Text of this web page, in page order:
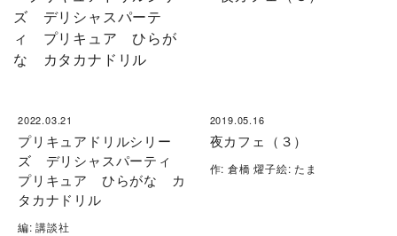
2022.03.21
プリキュアドリルシリー
ズ デリシャスパーティ
プリキュア ひらがな カ
タカナドリル
編: 講談社
2019.05.16
夜カフェ（３）
作: 倉橋 燿子絵: たま